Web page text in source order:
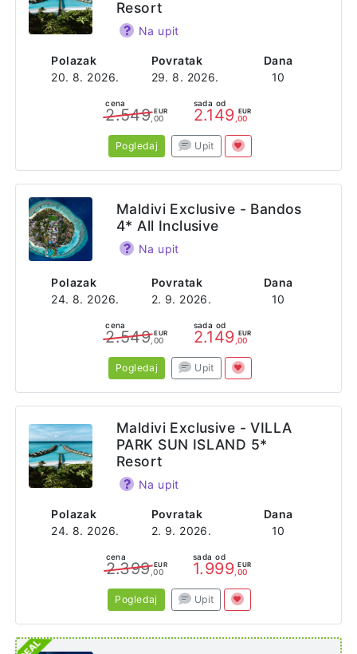
Polazak
20. 8. 2026.
Povratak
29. 8. 2026.
Dana
10
Resort
Na upit
cena
2.549 EUR
,00
sada od
2.149 EUR
,00
Pogledaj Upit
Polazak
24. 8. 2026.
Povratak
2. 9. 2026.
Dana
10
Maldivi Exclusive - Bandos
4* All Inclusive
Na upit
cena
2.549 EUR
,00
sada od
2.149 EUR
,00
Pogledaj Upit
Polazak
24. 8. 2026.
Povratak
2. 9. 2026.
Dana
10
Maldivi Exclusive - VILLA
PARK SUN ISLAND 5*
Resort
Na upit
cena
2.399 EUR
,00
sada od
1.999 EUR
,00
Pogledaj Upit